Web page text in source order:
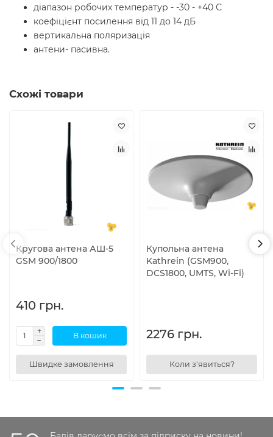
діапазон робочих температур - -30 - +40 С
коефіцієнт посилення від 11 до 14 дБ
вертикальна поляризація
антени- пасивна.
Схожі товари
Кругова антена АШ-5
GSM 900/1800
410 грн.
В кошик
Швидке замовлення
Купольна антена
Kathrein (GSM900,
DCS1800, UMTS, Wi-Fi)
2276 грн.
Коли з'явиться?